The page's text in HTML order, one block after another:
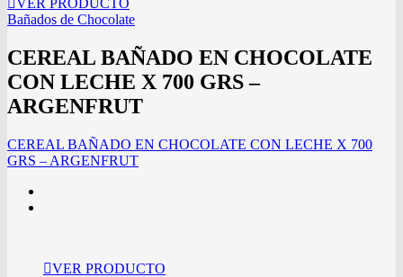
VER PRODUCTO
Bañados de Chocolate
CEREAL BAÑADO EN CHOCOLATE
CON LECHE X 700 GRS –
ARGENFRUT
CEREAL BAÑADO EN CHOCOLATE CON LECHE X 700
GRS – ARGENFRUT
VER PRODUCTO